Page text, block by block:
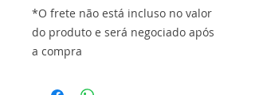
*O frete não está incluso no valor
do produto e será negociado após
a compra